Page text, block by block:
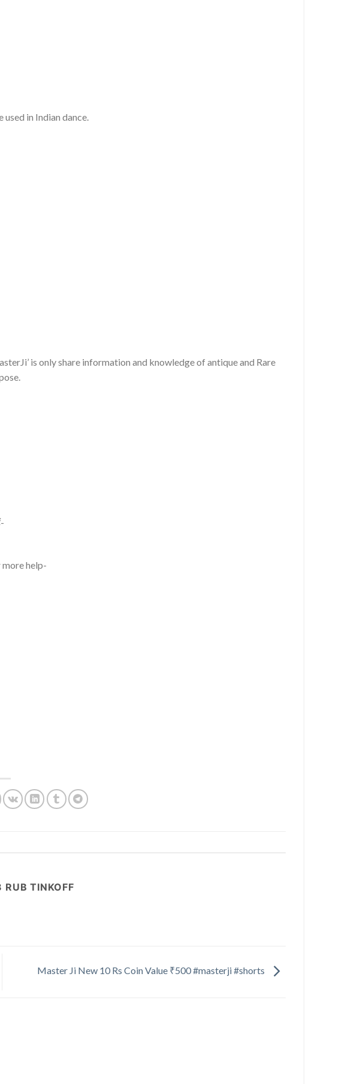
in Indian dance.
is only share information and knowledge of antique and Rare
more help-
TINKOFF
Master Ji New 10 Rs Coin Value ₹500 #masterji #shorts